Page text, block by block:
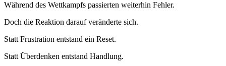
Während des Wettkampfs passierten weiterhin Fehler.
Doch die Reaktion darauf veränderte sich.
Statt Frustration entstand ein Reset.
Statt Überdenken entstand Handlung.